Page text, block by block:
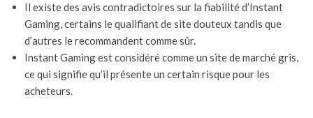
Il existe des avis contradictoires sur la fiabilité d’Instant
Gaming, certains le qualifiant de site douteux tandis que
d’autres le recommandent comme sûr.
Instant Gaming est considéré comme un site de marché gris,
ce qui signifie qu’il présente un certain risque pour les
acheteurs.